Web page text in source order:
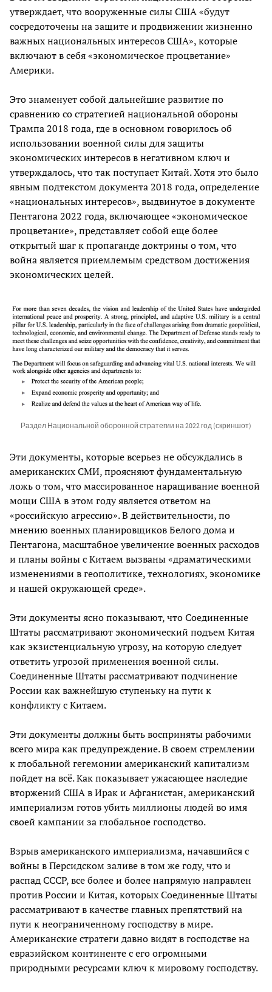
утверждает, что вооруженные силы США «будут
сосредоточены на защите и продвижении жизненно
важных национальных интересов США», которые
включают в себя «экономическое процветание»
Америки.
Это знаменует собой дальнейшие развитие по
сравнению со стратегией национальной обороны
Трампа 2018 года, где в основном говорилось об
использовании военной силы для защиты
экономических интересов в негативном ключ и
утверждалось, что так поступает Китай. Хотя это было
явным подтекстом документа 2018 года, определение
«национальных интересов», выдвинутое в документе
Пентагона 2022 года, включающее «экономическое
процветание», представляет собой еще более
открытый шаг к пропаганде доктрины о том, что
война является приемлемым средством достижения
экономических целей.
Раздел Национальной оборонной стратегии на 2022 год (скриншот)
Эти документы, которые всерьез не обсуждались в
американских СМИ, проясняют фундаментальную
ложь о том, что массированное наращивание военной
мощи США в этом году является ответом на
«российскую агрессию». В действительности, по
мнению военных планировщиков Белого дома и
Пентагона, масштабное увеличение военных расходов
и планы войны с Китаем вызваны «драматическими
изменениями в геополитике, технологиях, экономике
и нашей окружающей среде».
Эти документы ясно показывают, что Соединенные
Штаты рассматривают экономический подъем Китая
как экзистенциальную угрозу, на которую следует
ответить угрозой применения военной силы.
Соединенные Штаты рассматривают подчинение
России как важнейшую ступеньку на пути к
конфликту с Китаем.
Эти документы должны быть восприняты рабочими
всего мира как предупреждение. В своем стремлении
к глобальной гегемонии американский капитализм
пойдет на всё. Как показывает ужасающее наследие
вторжений США в Ирак и Афганистан, американский
империализм готов убить миллионы людей во имя
своей кампании за глобальное господство.
Взрыв американского империализма, начавшийся с
войны в Персидском заливе в том же году, что и
распад СССР, все более и более напрямую направлен
против России и Китая, которых Соединенные Штаты
рассматривают в качестве главных препятствий на
пути к неограниченному господству в мире.
Американские стратеги давно видят в господстве на
евразийском континенте с его огромными
природными ресурсами ключ к мировому господству.